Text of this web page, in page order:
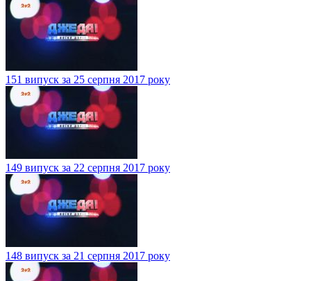
151 випуск за 25 серпня 2017 року
149 випуск за 22 серпня 2017 року
148 випуск за 21 серпня 2017 року